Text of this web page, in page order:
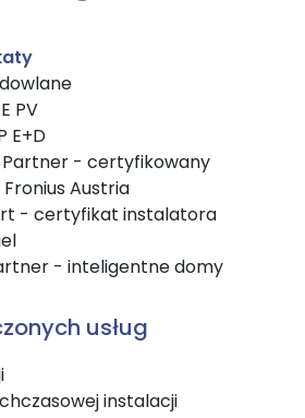
PV
E+D
Partner - certyfikowany
Austria
- certyfikat instalatora
- inteligentne domy
usług
instalacji